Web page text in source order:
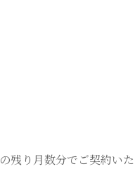
残り月数分でご契約い